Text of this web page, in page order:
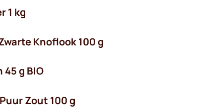
1 kg
Knoflook 100 g
g BIO
Zout 100 g